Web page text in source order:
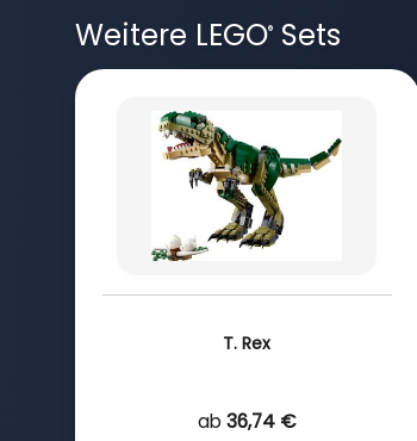
Weitere LEGO®Sets
T. Rex
ab 36,74 €